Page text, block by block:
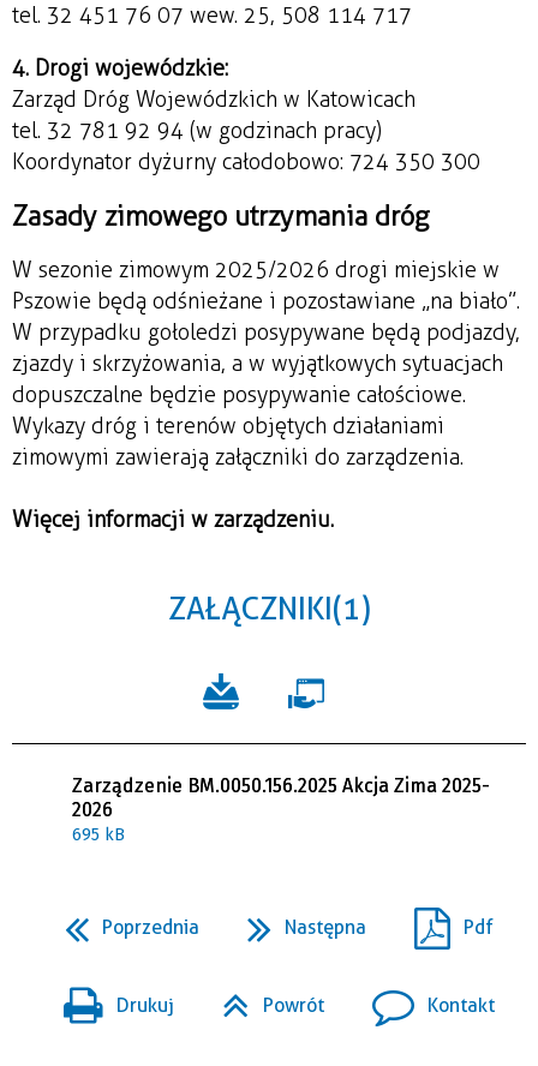
tel. 32 451 76 07 wew. 25, 508 114 717
4. Drogi wojewódzkie:
Zarząd Dróg Wojewódzkich w Katowicach
tel. 32 781 92 94 (w godzinach pracy)
Koordynator dyżurny całodobowo: 724 350 300
Zasady zimowego utrzymania dróg
W sezonie zimowym 2025/2026 drogi miejskie w
Pszowie będą odśnieżane i pozostawiane „na biało”.
W przypadku gołoledzi posypywane będą podjazdy,
zjazdy i skrzyżowania, a w wyjątkowych sytuacjach
dopuszczalne będzie posypywanie całościowe.
Wykazy dróg i terenów objętych działaniami
zimowymi zawierają załączniki do zarządzenia.
Więcej informacji w zarządzeniu.
ZAŁĄCZNIKI (1)
Zarządzenie BM.0050.156.2025 Akcja Zima 2025-
2026
695 kB
Poprzednia Następna Pdf
Drukuj Powrót Kontakt